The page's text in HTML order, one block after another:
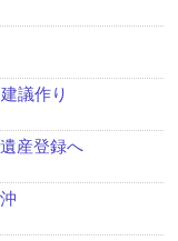
議作り
産登録へ